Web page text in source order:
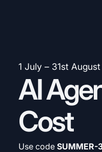
1 July – 31st
AI
Cost
Use code SUMMER-